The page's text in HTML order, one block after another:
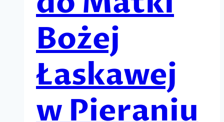
Bożej
Łaskawej
w Pieraniu